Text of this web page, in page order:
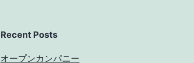
Recent Posts
オープンカンパニー